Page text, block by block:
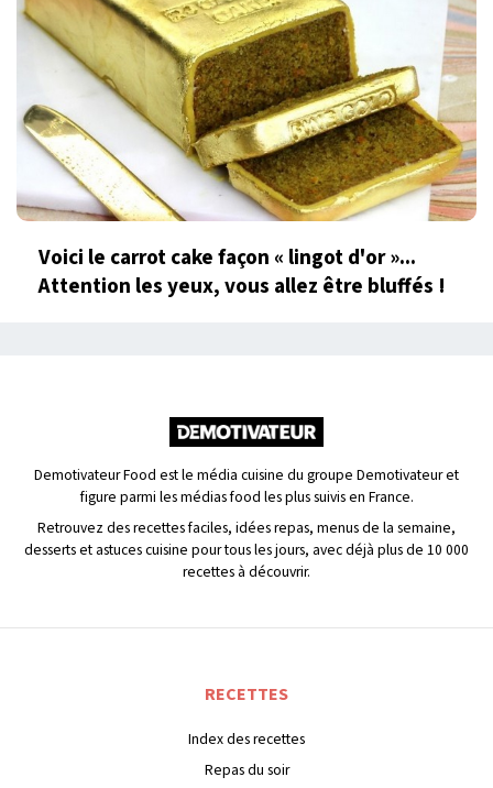
Voici le carrot cake façon « lingot d'or »...
Attention les yeux, vous allez être bluffés !
Demotivateur Food est le média cuisine du groupe Demotivateur et
figure parmi les médias food les plus suivis en France.
Retrouvez des recettes faciles, idées repas, menus de la semaine,
desserts et astuces cuisine pour tous les jours, avec déjà plus de 10 000
recettes à découvrir.
RECETTES
Index des recettes
Repas du soir